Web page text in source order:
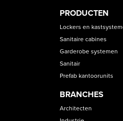
PRODUCTEN
Lockers en
Sanitaire cabines
Garderobe systemen
Sanitair
Prefab kantoorunits
BRANCHES
Architecten